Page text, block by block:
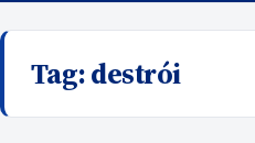
Tag:destrói